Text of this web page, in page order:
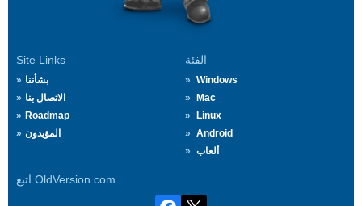
Site Links
بشأننا
الاتصال بنا
Roadmap
المؤيدون
الفئة
Windows
Mac
Linux
Android
ألعاب
اتبع OldVersion.com